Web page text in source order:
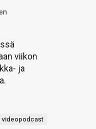
viikon
ja
videopodcast